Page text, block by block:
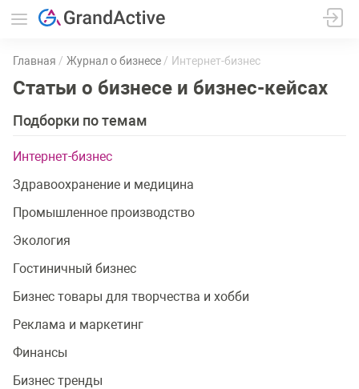
Главная Журнал о бизнесе Интернет-бизнес
Статьи о бизнесе и бизнес-кейсах
Подборки по темам
Интернет-бизнес
Здравоохранение и медицина
Промышленное производство
Экология
Гостиничный бизнес
Бизнес товары для творчества и хобби
Реклама и маркетинг
Финансы
Бизнес тренды